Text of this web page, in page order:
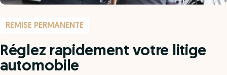
REMISE PERMANENTE
Réglez rapidement votre litige
automobile